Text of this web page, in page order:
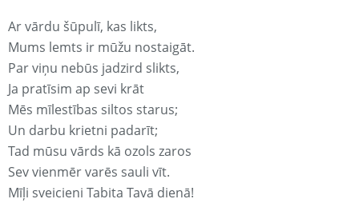
Ar vārdu šūpulī, kas likts,
Mums lemts ir mūžu nostaigāt.
Par viņu nebūs jadzird slikts,
Ja pratīsim ap sevi krāt
Mēs mīlestības siltos starus;
Un darbu krietni padarīt;
Tad mūsu vārds kā ozols zaros
Sev vienmēr varēs sauli vīt.
Mīļi sveicieni Tabita Tavā dienā!